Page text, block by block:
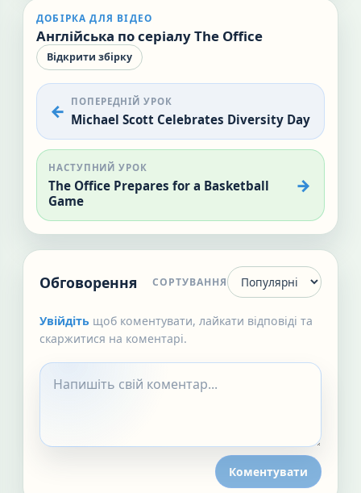
ДОБІРКА ДЛЯ ВІДЕО
Англійська по серіалу The Office
Відкрити збірку
ПОПЕРЕДНІЙ УРОК
Michael Scott Celebrates Diversity Day
НАСТУПНИЙ УРОК
The Office Prepares for a Basketball
Game
Обговорення СОРТУВАННЯ
Увійдіть щоб коментувати, лайкати відповіді та
скаржитися на коментарі.
Коментувати